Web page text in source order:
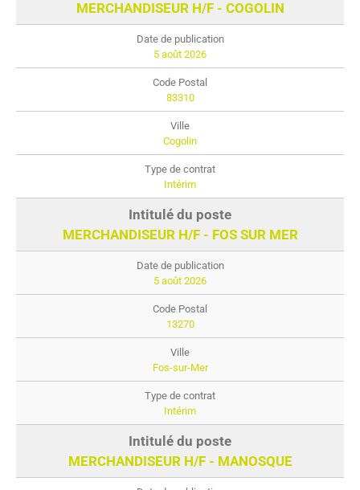
MERCHANDISEUR H/F - COGOLIN
5 août 2026
83310
Cogolin
Intérim
MERCHANDISEUR H/F - FOS SUR MER
5 août 2026
13270
Fos-sur-Mer
Intérim
MERCHANDISEUR H/F - MANOSQUE